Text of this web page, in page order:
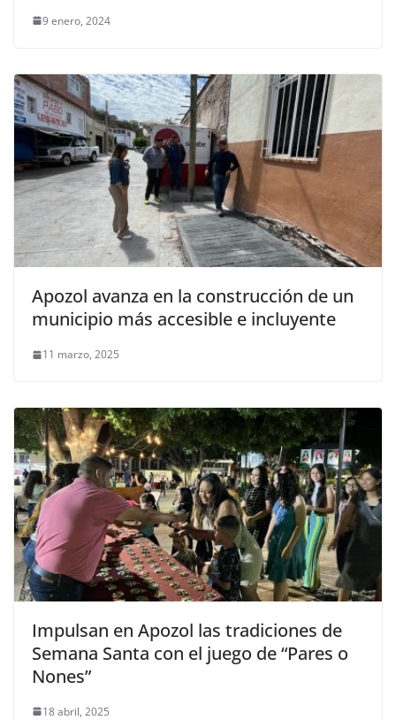
9 enero, 2024
Apozol avanza en la construcción de un
municipio más accesible e incluyente
11 marzo, 2025
Impulsan en Apozol las tradiciones de
Semana Santa con el juego de “Pares o
Nones”
18 abril, 2025